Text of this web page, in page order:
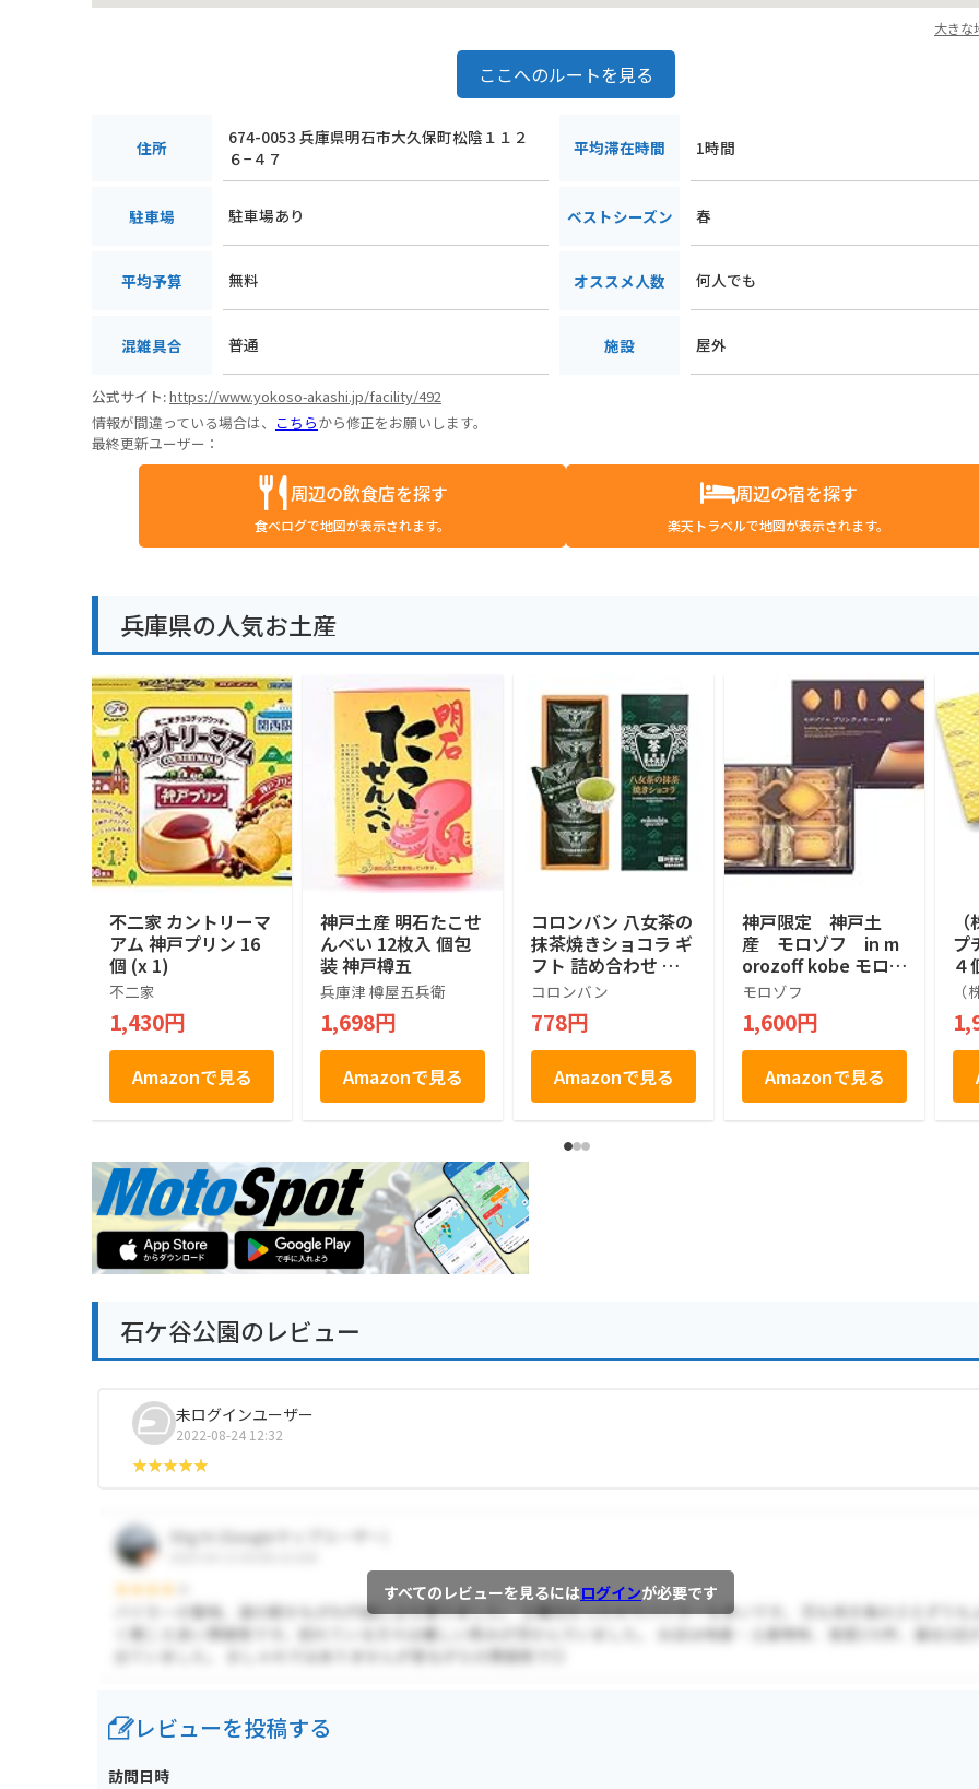
大きな
ここへのルートを見る
住所
674-0053 兵庫県明石市大久保町松陰１１２
６−４７
平均滞在時間 1時間
駐車場 駐車場あり ベストシーズン 春
平均予算 無料 オススメ人数 何人でも
混雑具合 普通 施設 屋外
公式サイト:https://www.yokoso-akashi.jp/facility/492
情報が間違っている場合は、 こちらから修正をお願いします。
最終更新ユーザー：
周辺の飲食店を探す
食べログで地図が表示されます。
周辺の宿を探す
楽天トラベルで地図が表示されます。
兵庫県の人気お土産
不二家 カントリーマ
アム 神戸プリン 16
個 (x 1)
不二家
1,430円
Amazonで見る
神戸土産 明石たこせ
んべい 12枚入 個包
装 神戸樽五
兵庫津 樽屋五兵衛
1,698円
Amazonで見る
コロンバン 八女茶の
抹茶焼きショコラ ギ
フト 詰め合わせ 個
包装 プレゼント 土
産 お菓子 抹茶 焼き
ショコラ 5個入り
コロンバン
778円
Amazonで見る
神戸限定 神戸土
産 モロゾフ in m
orozoff kobe モロゾ
フのプリンクッキー
神戸 Pudding Coo
kies KOBE 焼菓子
8個
モロゾフ
1,600円
Amazonで見る
プ
４
産
（
石ケ谷公園のレビュー
未ログインユーザー
2022-08-24 12:32
すべてのレビューを見るにはログインが必要です
レビューを投稿する
訪問日時